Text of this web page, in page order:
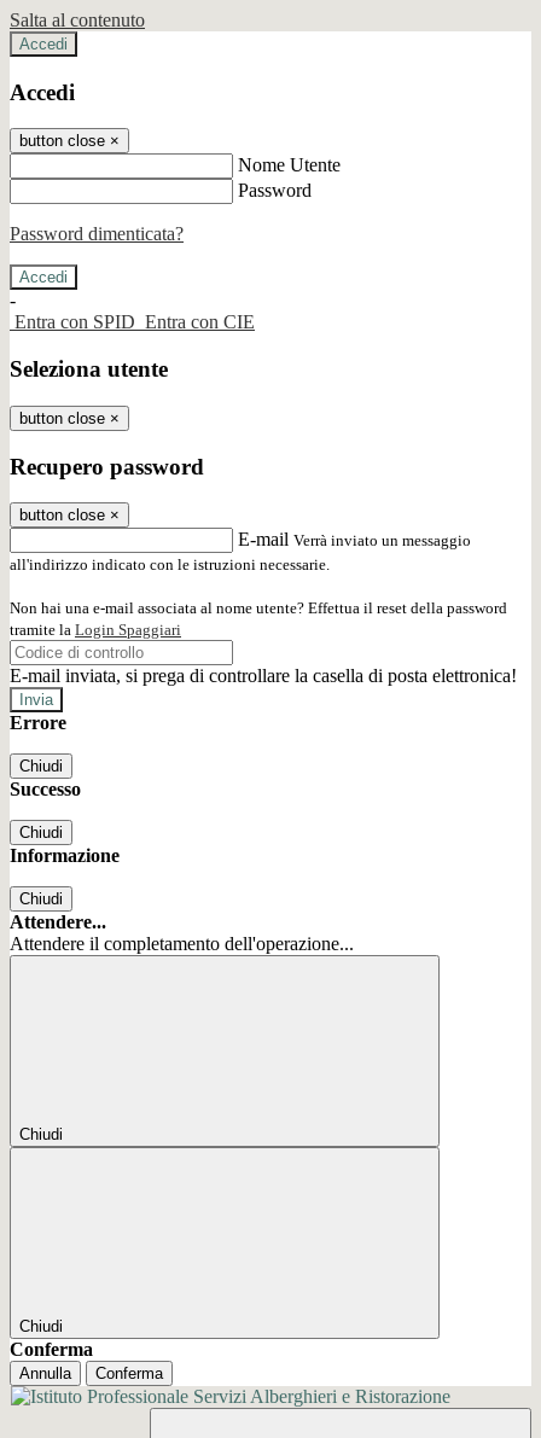
Salta al contenuto
Accedi
Accedi
button close ×
Nome Utente
Password
Password dimenticata?
-
Entra con SPID Entra con CIE
Seleziona utente
button close ×
Recupero password
button close ×
E-mail Verrà inviato un messaggio
all'indirizzo indicato con le istruzioni necessarie.
Non hai una e-mail associata al nome utente? Effettua il reset della password
tramite la Login Spaggiari
E-mail inviata, si prega di controllare la casella di posta elettronica!
Errore
Chiudi
Successo
Chiudi
Informazione
Chiudi
Attendere...
Attendere il completamento dell'operazione...
Chiudi
Chiudi
Conferma
Annulla Conferma